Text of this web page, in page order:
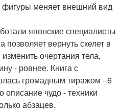
фигуры меняет внешний вид
японские специалисты
позволяет вернуть скелет в
очертания тела,
- ровнее. Книга с
громадным тиражом - 6
чудо - техники
абзацев.